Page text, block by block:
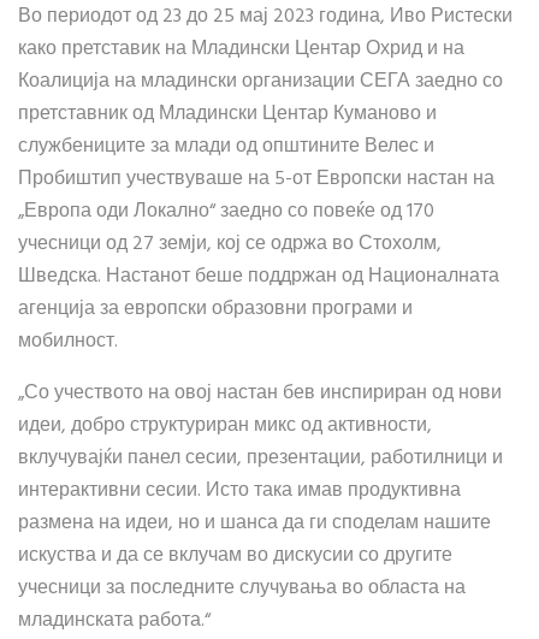
Во периодот од 23 до 25 мај 2023 година, Иво Ристески
како претставик на Младински Центар Охрид и на
Коалиција на младински организации СЕГА заедно со
претставник од Младински Центар Куманово и
службениците за млади од општините Велес и
Пробиштип учествуваше на 5-от Европски настан на
„Европа оди Локално“ заедно со повеќе од 170
учесници од 27 земји, кој се одржа во Стохолм,
Шведска. Настанот беше поддржан од Националната
агенција за европски образовни програми и
мобилност.
„Со учеството на овој настан бев инспириран од нови
идеи, добро структуриран микс од активности,
вклучувајќи панел сесии, презентации, работилници и
интерактивни сесии. Исто така имав продуктивна
размена на идеи, но и шанса да ги споделам нашите
искуства и да се вклучам во дискусии со другите
учесници за последните случувања во областа на
младинската работа.“